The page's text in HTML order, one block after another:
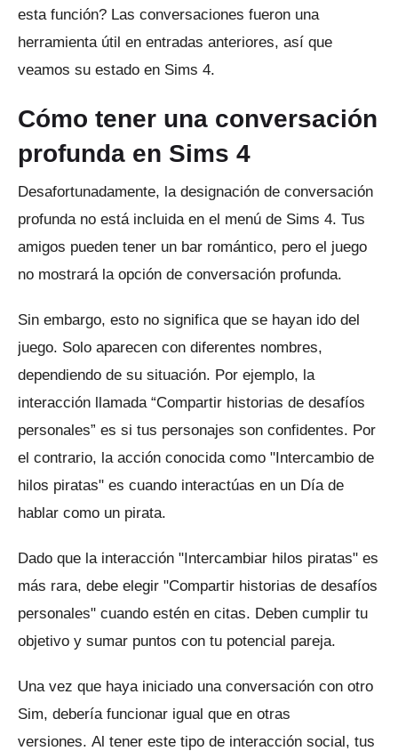
esta función? Las conversaciones fueron una
herramienta útil en entradas anteriores, así que
veamos su estado en Sims 4.
Cómo tener una conversación
profunda en Sims 4
Desafortunadamente, la designación de conversación
profunda no está incluida en el menú de Sims 4. Tus
amigos pueden tener un bar romántico, pero el juego
no mostrará la opción de conversación profunda.
Sin embargo, esto no significa que se hayan ido del
juego. Solo aparecen con diferentes nombres,
dependiendo de su situación. Por ejemplo, la
interacción llamada “Compartir historias de desafíos
personales” es si tus personajes son confidentes. Por
el contrario, la acción conocida como "Intercambio de
hilos piratas" es cuando interactúas en un Día de
hablar como un pirata.
Dado que la interacción "Intercambiar hilos piratas" es
más rara, debe elegir "Compartir historias de desafíos
personales" cuando estén en citas. Deben cumplir tu
objetivo y sumar puntos con tu potencial pareja.
Una vez que haya iniciado una conversación con otro
Sim, debería funcionar igual que en otras
versiones. Al tener este tipo de interacción social, tus